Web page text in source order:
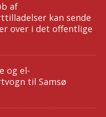
af
kan sende
over i det offentlige
og el-
til Samsø